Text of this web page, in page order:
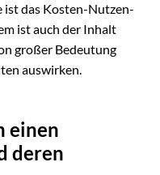
ist das Kosten-Nutzen-
ist auch der Inhalt
großer Bedeutung
auswirken.
einen
deren